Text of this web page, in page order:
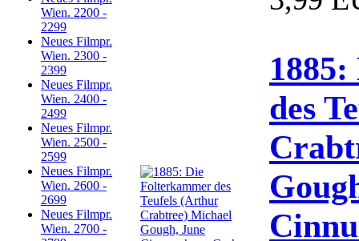
Wien. 2200 -
2299
Neues Filmpr.
Wien. 2300 -
2399
Neues Filmpr.
Wien. 2400 -
2499
Neues Filmpr.
Wien. 2500 -
2599
Neues Filmpr.
Wien. 2600 -
2699
Neues Filmpr.
Wien. 2700 -
des